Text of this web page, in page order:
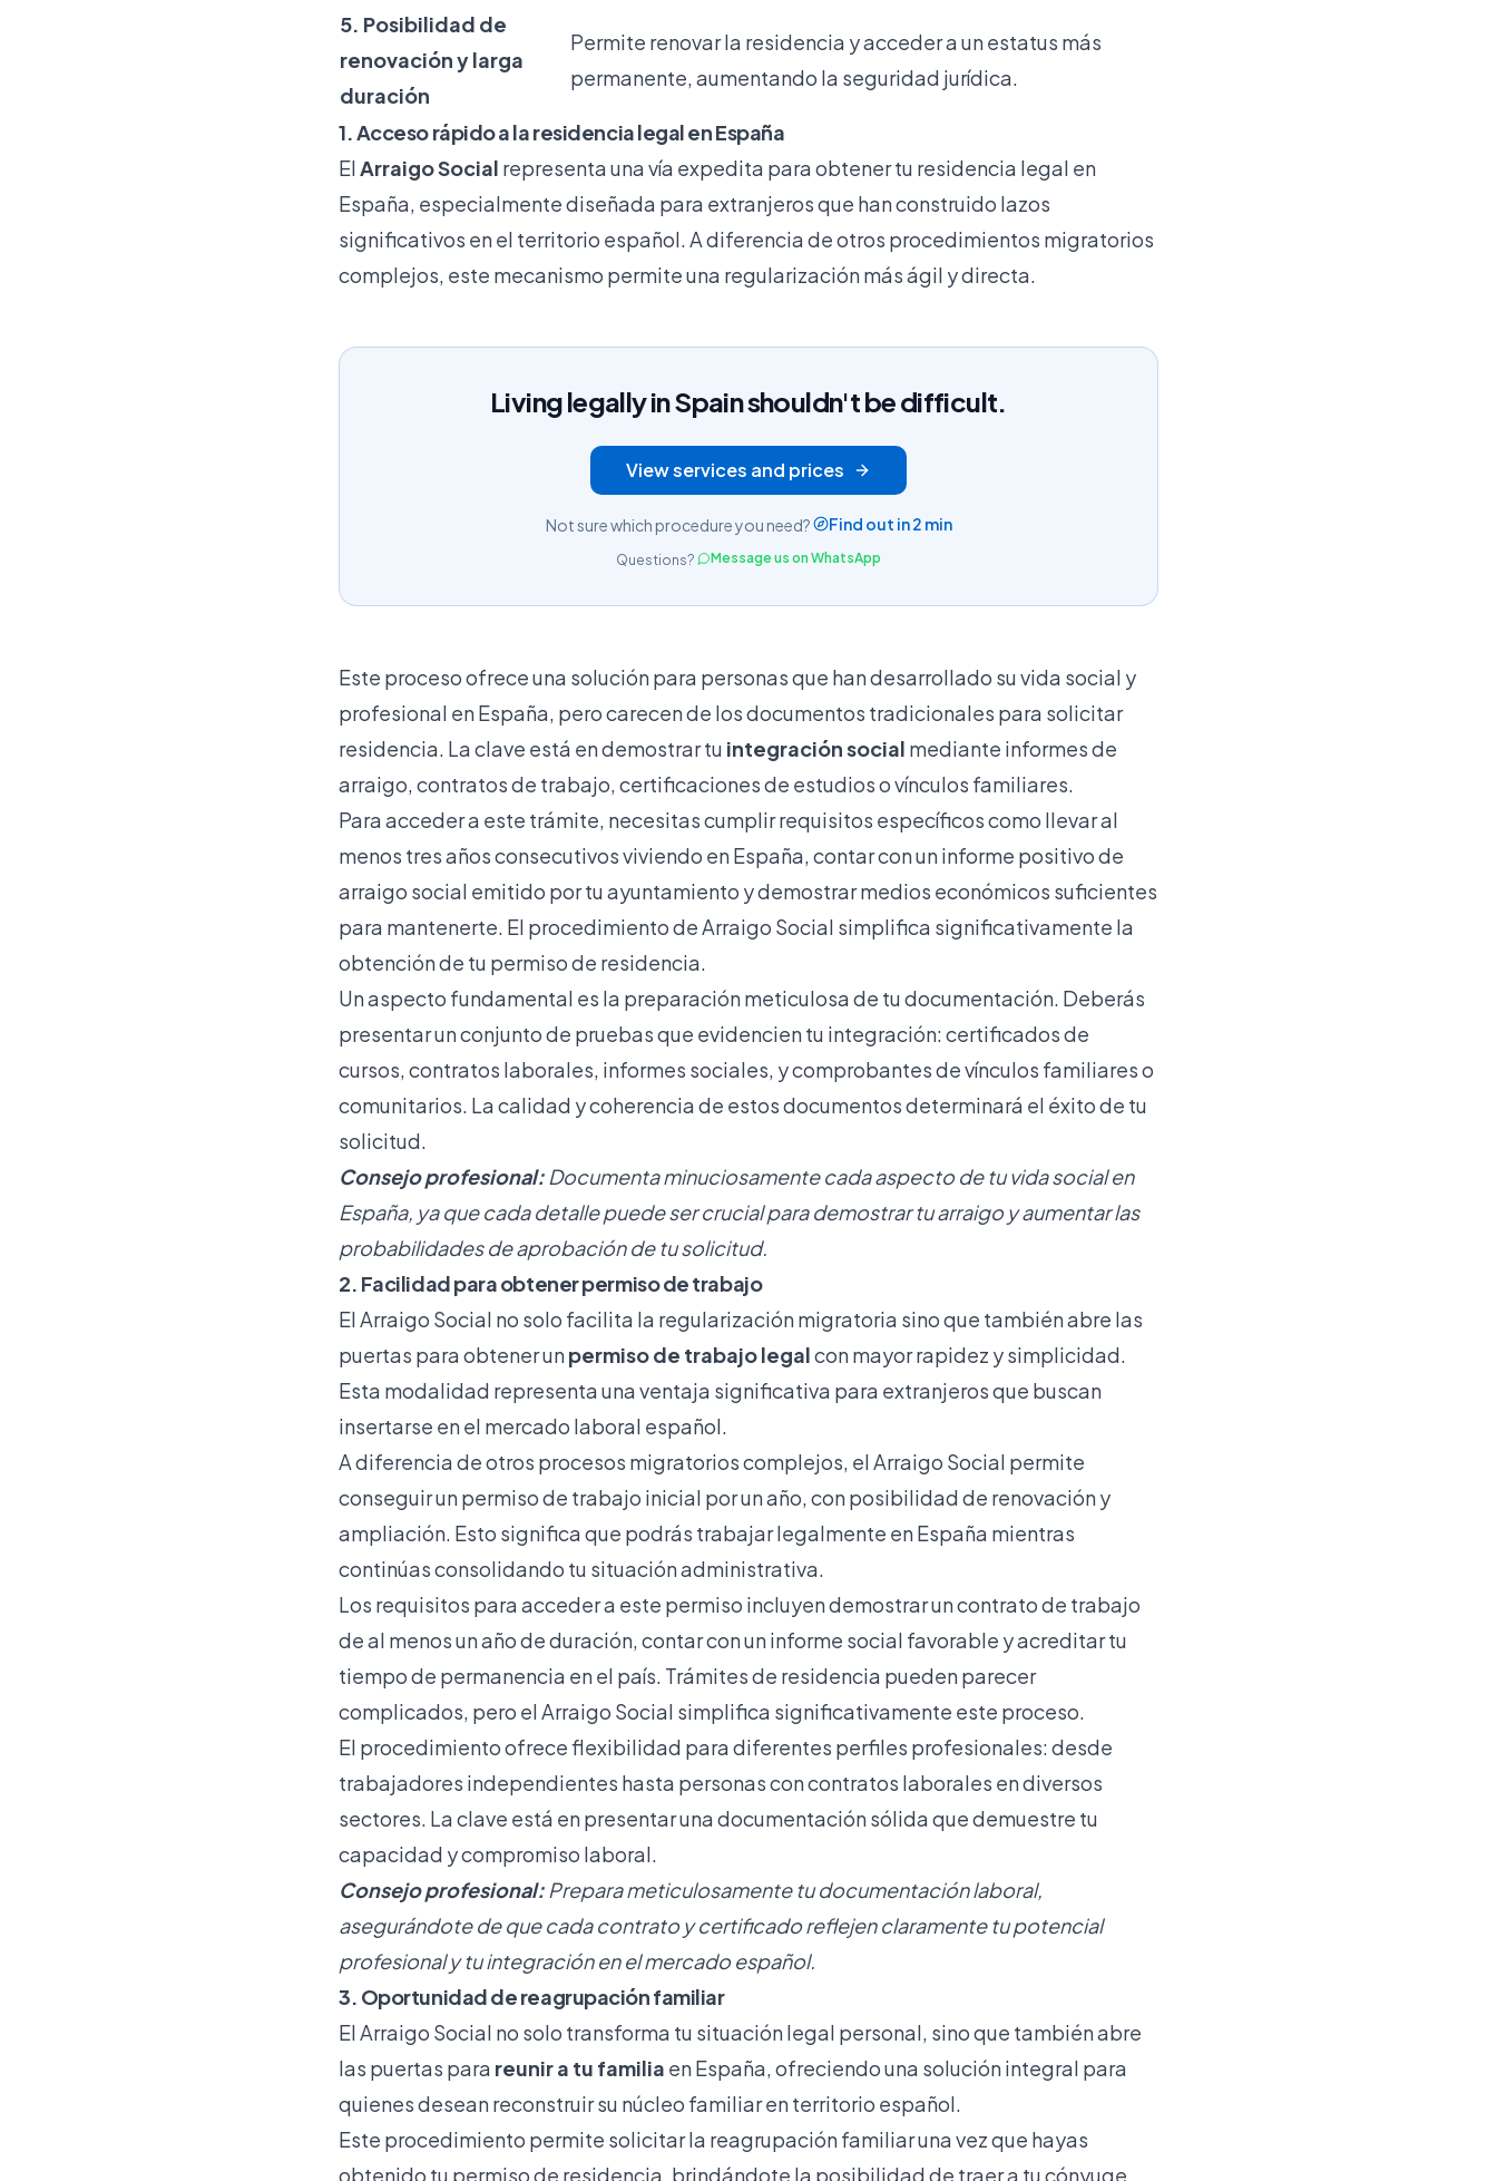
5. Posibilidad de
renovación y larga
duración
Permite renovar la residencia y acceder a un estatus más
permanente, aumentando la seguridad jurídica.
1. Acceso rápido a la residencia legal en España
El Arraigo Social representa una vía expedita para obtener tu residencia legal en
España, especialmente diseñada para extranjeros que han construido lazos
significativos en el territorio español. A diferencia de otros procedimientos migratorios
complejos, este mecanismo permite una regularización más ágil y directa.
Living legally in Spain shouldn't be difficult.
View services and prices
Not sure which procedure you need? Find out in 2 min
Questions? Message us on WhatsApp
Este proceso ofrece una solución para personas que han desarrollado su vida social y
profesional en España, pero carecen de los documentos tradicionales para solicitar
residencia. La clave está en demostrar tu integración social mediante informes de
arraigo, contratos de trabajo, certificaciones de estudios o vínculos familiares.
Para acceder a este trámite, necesitas cumplir requisitos específicos como llevar al
menos tres años consecutivos viviendo en España, contar con un informe positivo de
arraigo social emitido por tu ayuntamiento y demostrar medios económicos suficientes
para mantenerte. El procedimiento de Arraigo Social simplifica significativamente la
obtención de tu permiso de residencia.
Un aspecto fundamental es la preparación meticulosa de tu documentación. Deberás
presentar un conjunto de pruebas que evidencien tu integración: certificados de
cursos, contratos laborales, informes sociales, y comprobantes de vínculos familiares o
comunitarios. La calidad y coherencia de estos documentos determinará el éxito de tu
solicitud.
Consejo profesional: Documenta minuciosamente cada aspecto de tu vida social en
España, ya que cada detalle puede ser crucial para demostrar tu arraigo y aumentar las
probabilidades de aprobación de tu solicitud.
2. Facilidad para obtener permiso de trabajo
El Arraigo Social no solo facilita la regularización migratoria sino que también abre las
puertas para obtener unpermiso de trabajo legalcon mayor rapidez y simplicidad.
Esta modalidad representa una ventaja significativa para extranjeros que buscan
insertarse en el mercado laboral español.
A diferencia de otros procesos migratorios complejos, el Arraigo Social permite
conseguir un permiso de trabajo inicial por un año, con posibilidad de renovación y
ampliación. Esto significa que podrás trabajar legalmente en España mientras
continúas consolidando tu situación administrativa.
Los requisitos para acceder a este permiso incluyen demostrar un contrato de trabajo
de al menos un año de duración, contar con un informe social favorable y acreditar tu
tiempo de permanencia en el país. Trámites de residencia pueden parecer
complicados, pero el Arraigo Social simplifica significativamente este proceso.
El procedimiento ofrece flexibilidad para diferentes perfiles profesionales: desde
trabajadores independientes hasta personas con contratos laborales en diversos
sectores. La clave está en presentar una documentación sólida que demuestre tu
capacidad y compromiso laboral.
Consejo profesional: Prepara meticulosamente tu documentación laboral,
asegurándote de que cada contrato y certificado reflejen claramente tu potencial
profesional y tu integración en el mercado español.
3. Oportunidad de reagrupación familiar
El Arraigo Social no solo transforma tu situación legal personal, sino que también abre
las puertas para reunir a tu familia en España, ofreciendo una solución integral para
quienes desean reconstruir su núcleo familiar en territorio español.
Este procedimiento permite solicitar la reagrupación familiar una vez que hayas
obtenido tu permiso de residencia, brindándote la posibilidad de traer a tu cónyuge,